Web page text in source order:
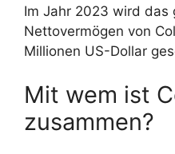
Im Jahr 2023 wird das
Nettovermögen von
Millionen US-Dollar
Mit wem ist
zusammen?